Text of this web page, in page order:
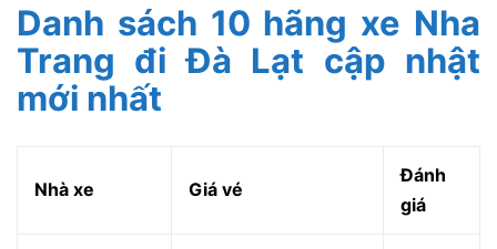
Danh sách 10 hãng xe Nha
Trang đi Đà Lạt cập nhật
mới nhất
Nhà xe Giá vé
Đánh
giá